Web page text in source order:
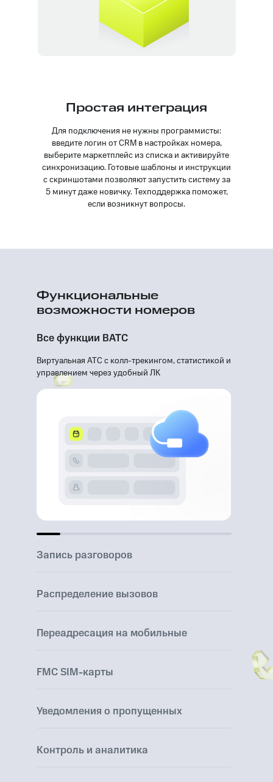
Простая интеграция
Для подключения не нужны программисты:
введите логин от CRM в настройках номера,
выберите маркетплейс из списка и активируйте
синхронизацию. Готовые шаблоны и инструкции
с скриншотами позволяют запустить систему за
5 минут даже новичку. Техподдержка поможет,
если возникнут вопросы.
Функциональные
возможности номеров
Все функции ВАТС
Виртуальная АТС с колл-трекингом, статистикой и
управлением через удобный ЛК
Запись разговоров
Распределение вызовов
Переадресация на мобильные
FMC SIM-карты
Уведомления о пропущенных
Контроль и аналитика